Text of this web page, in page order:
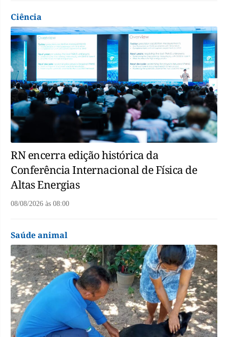
Ciência
RN encerra edição histórica da
Conferência Internacional de Física de
Altas Energias
08/08/2026 às 08:00
Saúde animal